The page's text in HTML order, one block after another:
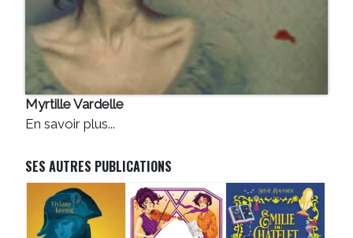
Myrtille Vardelle
En savoir plus...
SES AUTRES PUBLICATIONS